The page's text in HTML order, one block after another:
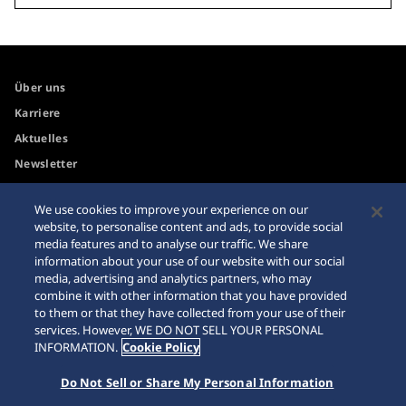
Über uns
Karriere
Aktuelles
Newsletter
Internetkäufe
Impressum
Datenschutzbestimmungen
Händler
Sitemap
We use cookies to improve your experience on our
website, to personalise content and ads, to provide social
media features and to analyse our traffic. We share
information about your use of our website with our social
media, advertising and analytics partners, who may
combine it with other information that you have provided
to them or that they have collected from your use of their
services. However, WE DO NOT SELL YOUR PERSONAL
INFORMATION. Cookie Policy
Do Not Sell or Share My Personal Information